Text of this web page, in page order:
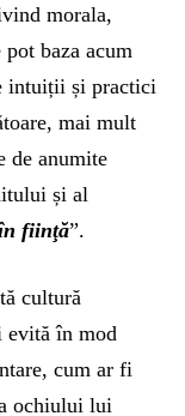
morala,
baza acum
intuiții și practici
mai mult
de anumite
și al
fiinţă”.
cultură
evită în mod
cum ar fi
ochiului lui